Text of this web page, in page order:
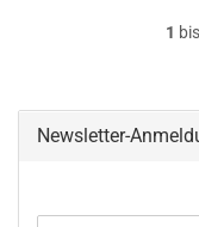
1 bis
Newsletter-